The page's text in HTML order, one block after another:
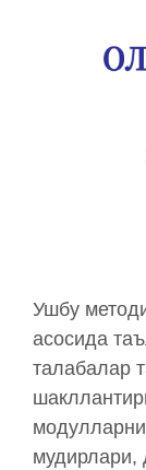
Ушбу
асосида
талабалар
мудирлари,